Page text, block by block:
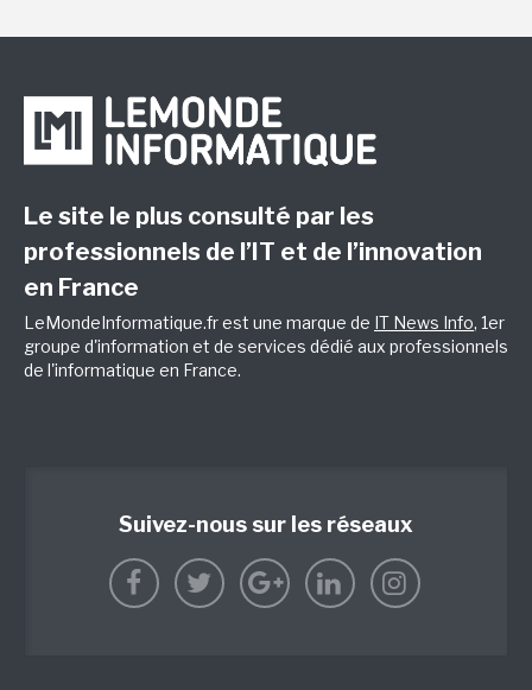
Le site le plus consulté par les
professionnels de l’IT et de l’innovation
en France
LeMondeInformatique.fr est une marque de IT News Info, 1er
groupe d'information et de services dédié aux professionnels
de l'informatique en France.
Suivez-nous sur les réseaux